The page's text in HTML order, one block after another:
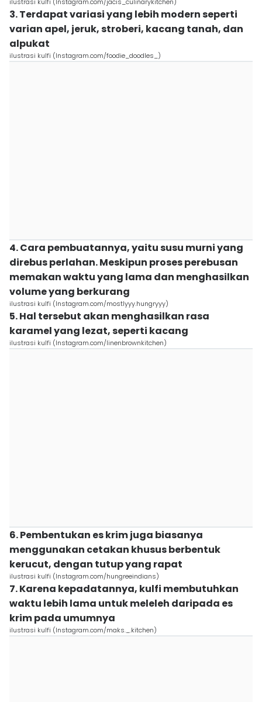
3. Terdapat variasi yang lebih modern seperti
varian apel, jeruk, stroberi, kacang tanah, dan
alpukat
ilustrasi kulfi (Instagram.com/foodie_doodles_)
4. Cara pembuatannya, yaitu susu murni yang
direbus perlahan. Meskipun proses perebusan
memakan waktu yang lama dan menghasilkan
volume yang berkurang
ilustrasi kulfi (Instagram.com/mostlyyy.hungryyy)
5. Hal tersebut akan menghasilkan rasa
karamel yang lezat, seperti kacang
ilustrasi kulfi (Instagram.com/linenbrownkitchen)
6. Pembentukan es krim juga biasanya
menggunakan cetakan khusus berbentuk
kerucut, dengan tutup yang rapat
ilustrasi kulfi (Instagram.com/hungreeindians)
7. Karena kepadatannya, kulfi membutuhkan
waktu lebih lama untuk meleleh daripada es
krim pada umumnya
ilustrasi kulfi (Instagram.com/maks._.kitchen)